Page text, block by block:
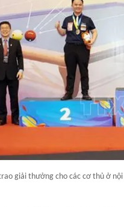
giải thưởng cho các cơ thủ ở